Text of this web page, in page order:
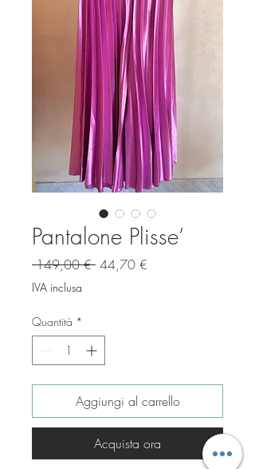
Pantalone Plisse’
149,00 € Prezzo
44,70 €
IVA inclusa
Quantità *
Aggiungi al carrello
Acquista ora